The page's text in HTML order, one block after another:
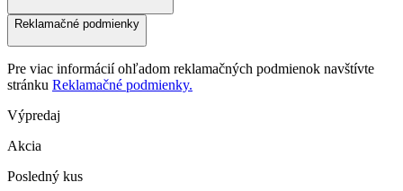
Reklamačné podmienky
Pre viac informácií ohľadom reklamačných podmienok navštívte
stránku Reklamačné podmienky.
Výpredaj
Akcia
Posledný kus